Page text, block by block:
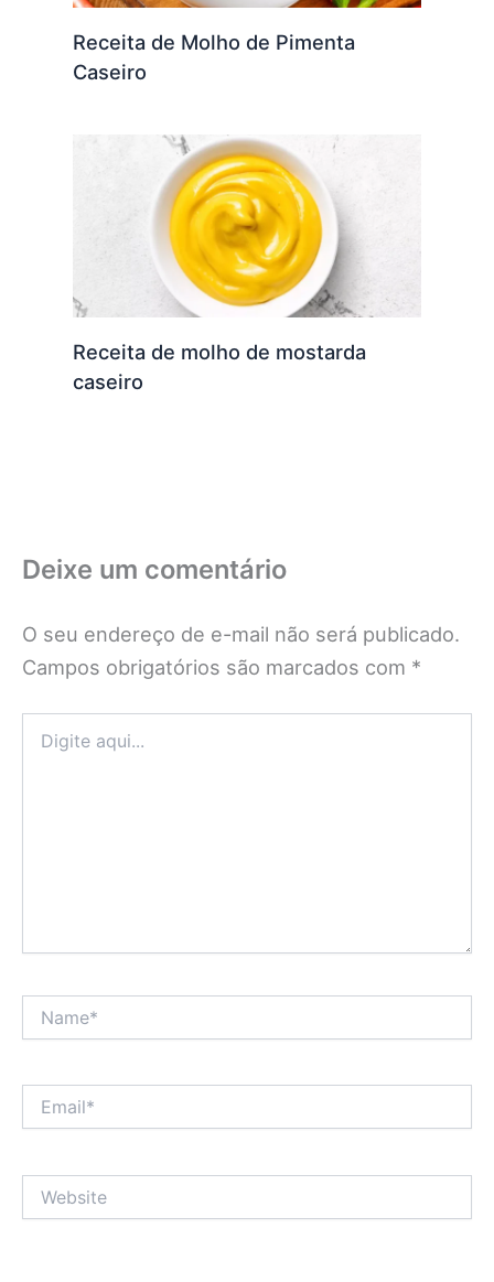
Receita de Molho de Pimenta
Caseiro
Receita de molho de mostarda
caseiro
Deixe um comentário
O seu endereço de e-mail não será publicado.
Campos obrigatórios são marcados com *
aqui...